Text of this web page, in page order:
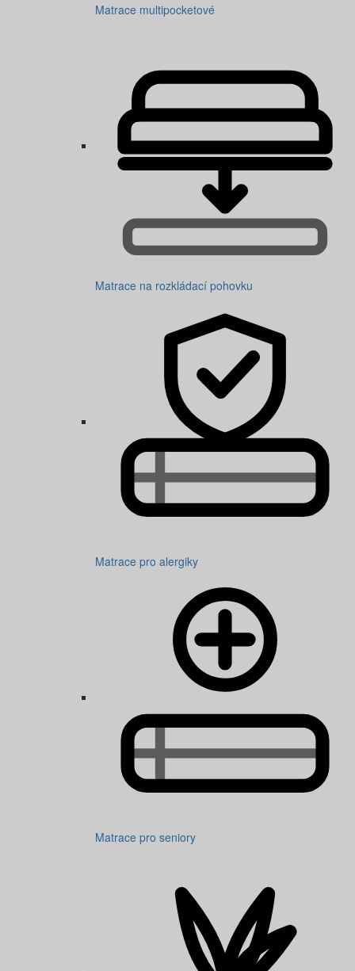
Matrace multipocketové
Matrace na rozkládací pohovku
Matrace pro alergiky
Matrace pro seniory